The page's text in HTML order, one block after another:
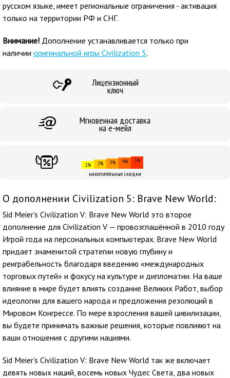
русском языке, имеет региональные ограничения - активация
только на территории РФ и СНГ.
Внимание! Дополнение устанавливается только при
наличии оригинальной игры Civilization 5.
Лицензионный
ключ
Мгновенная доставка
на е-мейл
1% 2% 3% 4% 5%
накопительные скидки
О дополнении Civilization 5: Brave New World:
Sid Meier’s Civilization V: Brave New World это второе
дополнение для Civilization V — провозглашённой в 2010 году
Игрой года на персональных компьютерах. Brave New World
придает знаменитой стратегии новую глубину и
реиграбельность благодаря введению «международных
торговых путей» и фокусу на культуре и дипломатии. На ваше
влияние в мире будет влиять создание Великих Работ, выбор
идеологии для вашего народа и предложения резолюций в
Мировом Конгрессе. По мере взросления вашей цивилизации,
вы будете принимать важные решения, которые повлияют на
ваши отношения с другими нациями.
Sid Meier’s Civilization V: Brave New World так же включает
девять новых наций, восемь новых Чудес Света, два новых